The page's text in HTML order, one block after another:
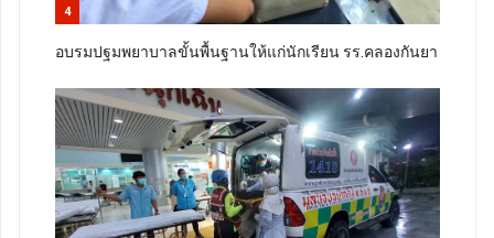
4
อบรมปฐมพยาบาลขั้นพื้นฐานให้แก่นักเรียน รร.คลองกันยา